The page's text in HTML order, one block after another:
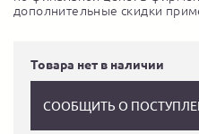
дополнительные скидки
Товара нет в наличии
СООБЩИТЬ О